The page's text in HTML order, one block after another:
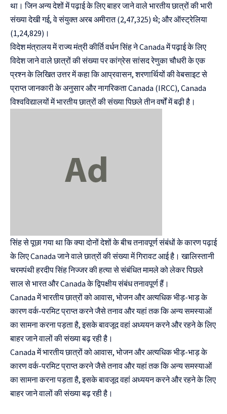
था। जिन अन्य देशों में पढ़ाई के लिए बाहर जाने वाले भारतीय छात्रों की भारी
संख्या देखी गई, वे संयुक्त अरब अमीरात (2,47,325) थे; और ऑस्ट्रेलिया
(1,24,829)।
विदेश मंत्रालय में राज्य मंत्री कीर्ति वर्धन सिंह ने Canada में पढ़ाई के लिए
विदेश जाने वाले छात्रों की संख्या पर कांग्रेस सांसद रेणुका चौधरी के एक
प्रश्न के लिखित उत्तर में कहा कि आप्रवासन, शरणार्थियों की वेबसाइट से
प्राप्त जानकारी के अनुसार और नागरिकता Canada (IRCC), Canada
विश्वविद्यालयों में भारतीय छात्रों की संख्या पिछले तीन वर्षों में बढ़ी है।
सिंह से पूछा गया था कि क्या दोनों देशों के बीच तनावपूर्ण संबंधों के कारण पढ़ाई
के लिए Canada जाने वाले छात्रों की संख्या में गिरावट आई है। खालिस्तानी
चरमपंथी हरदीप सिंह निज्जर की हत्या से संबंधित मामले को लेकर पिछले
साल से भारत और Canada के द्विपक्षीय संबंध तनावपूर्ण हैं।
Canada में भारतीय छात्रों को आवास, भोजन और अत्यधिक भीड़-भाड़ के
कारण वर्क-परमिट प्राप्त करने जैसे तनाव और यहां तक ​​कि अन्य समस्याओं
का सामना करना पड़ता है, इसके बावजूद वहां अध्ययन करने और रहने के लिए
बाहर जाने वालों की संख्या बढ़ रही है।
Canada में भारतीय छात्रों को आवास, भोजन और अत्यधिक भीड़-भाड़ के
कारण वर्क-परमिट प्राप्त करने जैसे तनाव और यहां तक ​​कि अन्य समस्याओं
का सामना करना पड़ता है, इसके बावजूद वहां अध्ययन करने और रहने के लिए
बाहर जाने वालों की संख्या बढ़ रही है।